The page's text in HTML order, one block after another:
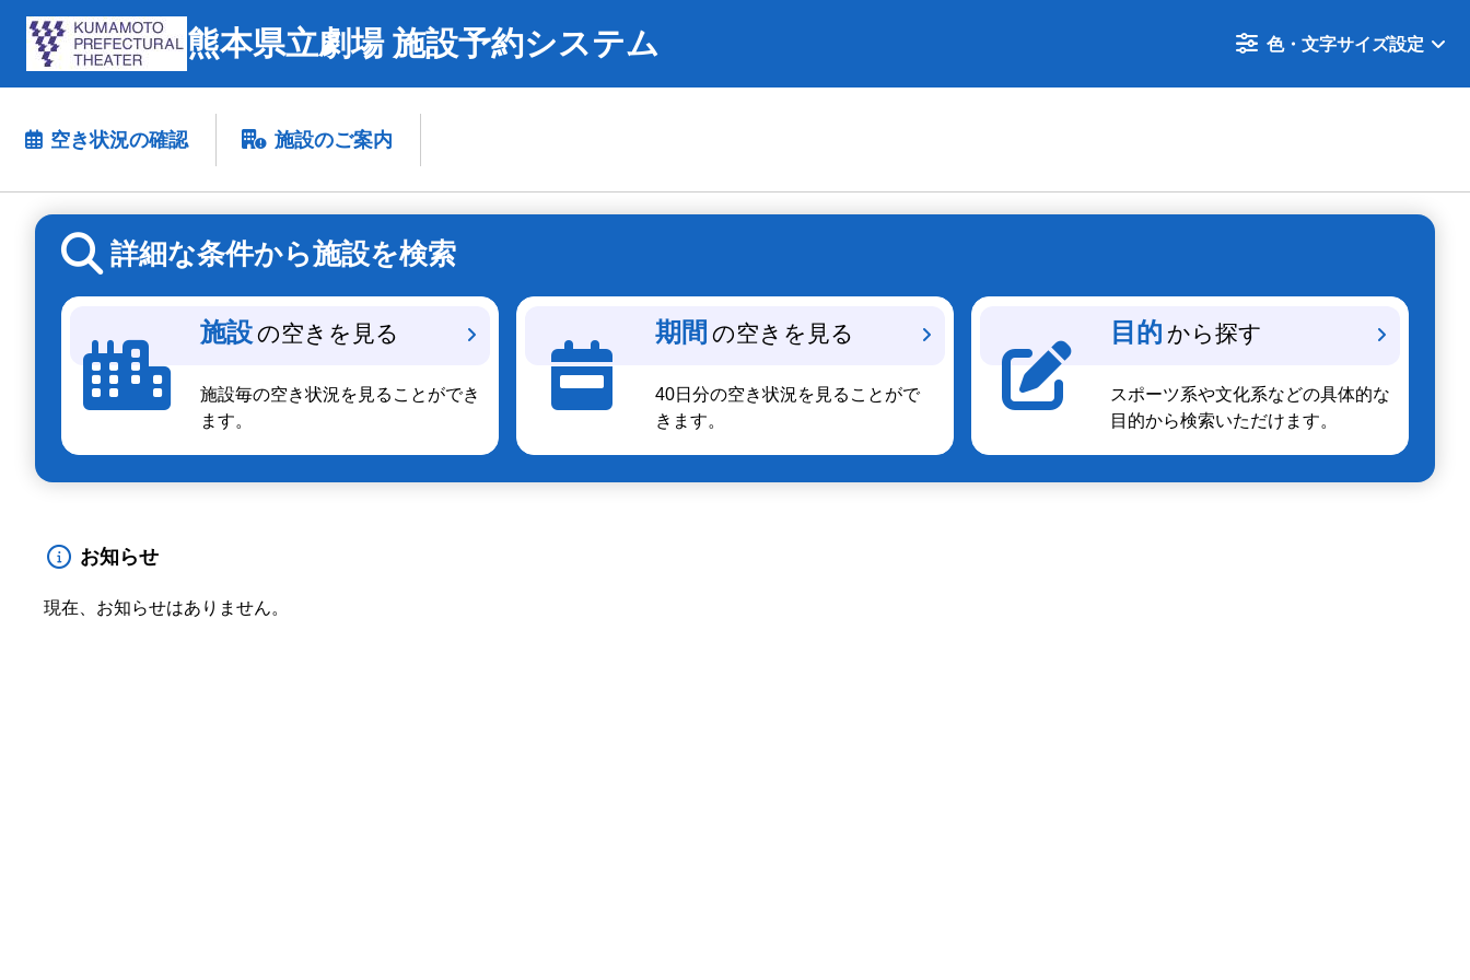
熊本県立劇場 施設予約システム 色・文字サイズ設定
空き状況の確認 施設のご案内
詳細な条件から施設を検索
施設の空きを見る
施設毎の空き状況を見ることができ
ます。
期間 の空きを見る
40日分の空き状況を見ることがで
きます。
目的 から探す
スポーツ系や文化系などの具体的な
目的から検索いただけます。
お知らせ
現在、お知らせはありません。